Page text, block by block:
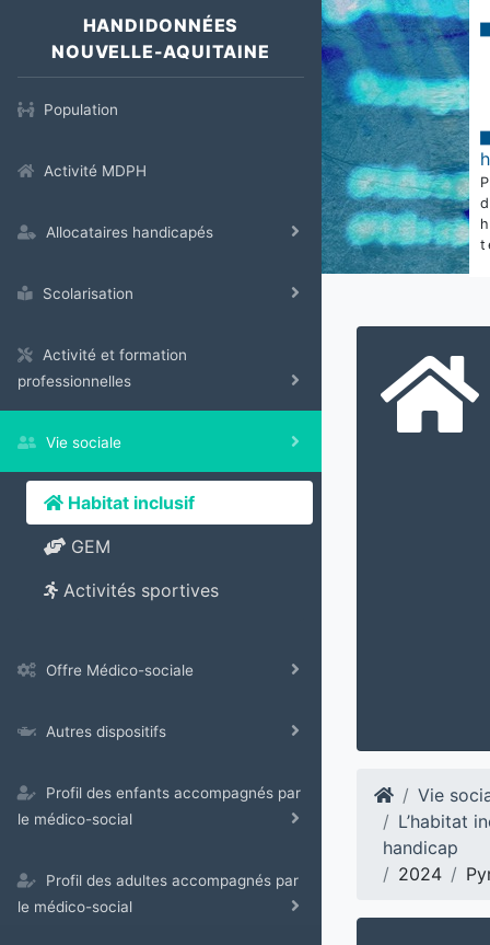
HANDIDONNÉES
NOUVELLE-AQUITAINE
Population
Activité MDPH
Allocataires handicapés
Scolarisation
Activité et formation
professionnelles
Vie sociale
Habitat inclusif
GEM
Activités sportives
Offre Médico-sociale
Autres dispositifs
Profil des enfants accompagnés par
le médico-social
Profil des adultes accompagnés par
le médico-social
Vie
L’habitat
handicap
2024